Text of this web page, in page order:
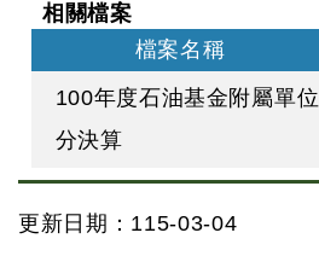
相關檔案
檔案名稱
100年度石油基金附屬單位
分決算
更新日期：115-03-04